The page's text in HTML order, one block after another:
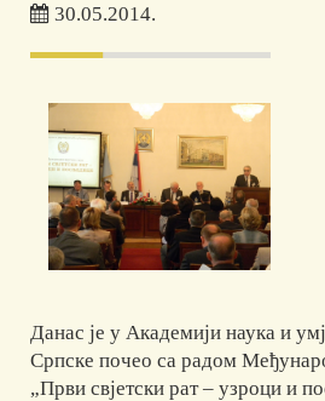
30.05.2014.
Данас је у Академији наука и
Српске почео са радом
„Први свјетски рат – узроци и